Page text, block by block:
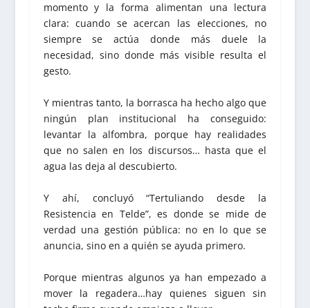
momento y la forma alimentan una lectura
clara: cuando se acercan las elecciones, no
siempre se actúa donde más duele la
necesidad, sino donde más visible resulta el
gesto.
Y mientras tanto, la borrasca ha hecho algo que
ningún plan institucional ha conseguido:
levantar la alfombra, porque hay realidades
que no salen en los discursos… hasta que el
agua las deja al descubierto.
Y ahí, concluyó “Tertuliando desde la
Resistencia en Telde”, es donde se mide de
verdad una gestión pública: no en lo que se
anuncia, sino en a quién se ayuda primero.
Porque mientras algunos ya han empezado a
mover la regadera…hay quienes siguen sin